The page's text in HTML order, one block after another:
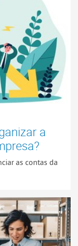
a
as contas da